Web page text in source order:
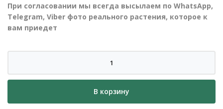
При согласовании мы всегда высылаем по WhatsApp,
Telegram, Viber фото реального растения, которое к
вам приедет
Можжевельник
"Blue
В корзину